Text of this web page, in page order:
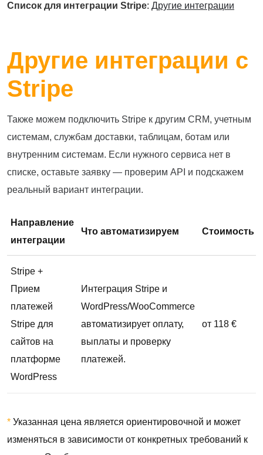
Список для интеграции Stripe: Другие интеграции
Другие интеграции с
Stripe
Также можем подключить Stripe к другим CRM, учетным
системам, службам доставки, таблицам, ботам или
внутренним системам. Если нужного сервиса нет в
списке, оставьте заявку — проверим API и подскажем
реальный вариант интеграции.
Направление
интеграции
Что автоматизируем Стоимость
Stripe +
Прием
платежей
Stripe для
сайтов на
платформе
WordPress
Интеграция Stripe и
WordPress/WooCommerce
автоматизирует оплату,
выплаты и проверку
платежей.
от 118 €
* Указанная цена является ориентировочной и может
изменяться в зависимости от конкретных требований к